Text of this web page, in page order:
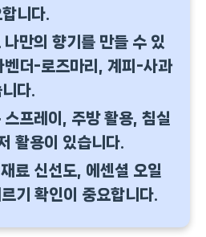
니다.
만의 향기를 만들 수 있
더-로즈마리, 계피-사과
다.
프레이, 주방 활용, 침실
활용이 있습니다.
료 신선도, 에센셜 오일
기 확인이 중요합니다.